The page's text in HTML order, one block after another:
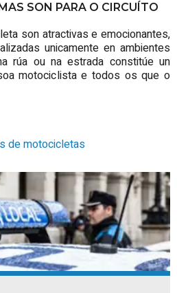
SON PARA O CIRCUÍTO
son atractivas e emocionantes,
unicamente en ambientes
rúa ou na estrada constitúe un
motociclista e todos os que o
de motocicletas